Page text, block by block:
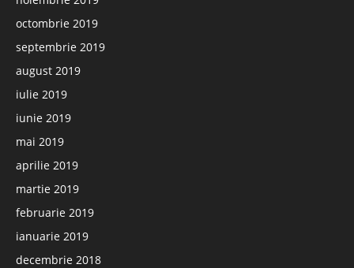
octombrie 2019
septembrie 2019
august 2019
iulie 2019
iunie 2019
mai 2019
aprilie 2019
martie 2019
februarie 2019
ianuarie 2019
decembrie 2018